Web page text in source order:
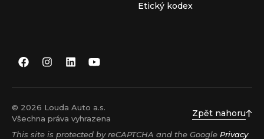
Etický kodex
© 2026 Louda Auto a.s.
Všechna práva vyhrazena
Zpět nahoru
This site is protected by reCAPTCHA and the Google Privacy